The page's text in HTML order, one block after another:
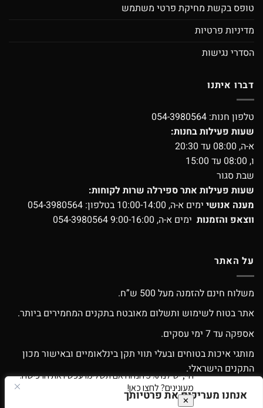
אנחנו מעריכים את פרטיותך
טופס בקשת מחיקת פרטי משתמש
מדיניות פרטיות
הסדרי נגישות
דברו איתנו
טלפון חנות: 054-3980564
שעות פעילות בחנות:
א-ה, 08:00 עד 20:30
ו, 08:00 עד 15:00
שבת סגור
שעות פעילות אתר ספירלה שרות לקוחות:
מענה אנושי ימים א-ה, 10:00-14:00 בטלפון:
054-3980564
ווצאפ והזמנות ימים א-ה, 9:00-16:00 054-3980564
על האתר
משלוח חינם להזמנה מעל 500 ש”ח.
אתר בטוח לשימוש ותשלום מאובטח בתקנים המחמירים ביותר.
אספקה עד 7 ימי עסקים.
מותגי איכות בטוחים ובעלי תווי תקן בינלאומיים ובאישור מכון
התקנים הישראלי.
אפשרות החלפה / החזרה עפ”י התקנון.